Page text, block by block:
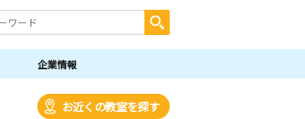
企業情報
お近くの教室を探す